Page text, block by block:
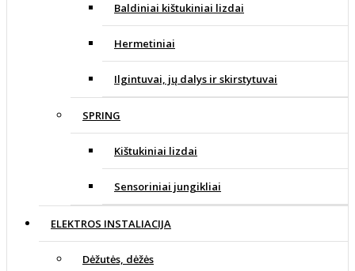
Baldiniai kištukiniai lizdai
Hermetiniai
Ilgintuvai, jų dalys ir skirstytuvai
SPRING
Kištukiniai lizdai
Sensoriniai jungikliai
ELEKTROS INSTALIACIJA
Dėžutės, dėžės